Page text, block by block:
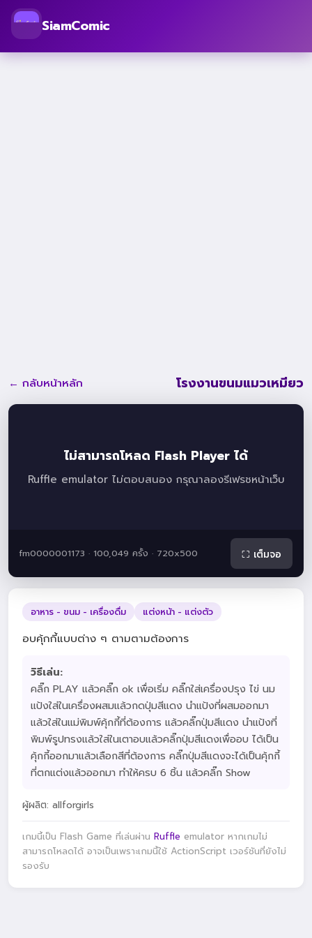
SiamComic
← กลับหน้าหลัก โรงงานขนมแมวเหมียว
ไม่สามารถโหลด Flash Player ได้
Ruffle emulator ไม่ตอบสนอง กรุณาลองรีเฟรชหน้าเว็บ
fm0000001173 · 100,049 ครั้ง · 720x500 ⛶ เต็มจอ
อาหาร - ขนม - เครื่องดื่ม แต่งหน้า - แต่งตัว
อบคุ้กกี้แบบต่าง ๆ ตามตามต้องการ
วิธีเล่น:
คลิ๊ก PLAY แล้วคลิ๊ก ok เพื่อเริ่ม คลิ๊กใส่เครื่องปรุง ไข่ นม
แป้งใส่ในเครื่องผสมแล้วกดปุ่มสีแดง นำแป้งที่ผสมออกมา
แล้วใส่ในแม่พิมพ์คุ้กกี้ที่ต้องการ แล้วคลิ๊กปุ่มสีแดง นำแป้งที่
พิมพ์รูปทรงแล้วใส่ในเตาอบแล้วคลิ๊กปุ่มสีแดงเพื่ออบ ได้เป็น
คุ้กกี้ออกมาแล้วเลือกสีที่ต้องการ คลิ๊กปุ่มสีแดงจะได้เป็นคุ้กกี้
ที่ตกแต่งแล้วออกมา ทำให้ครบ 6 ชิ้น แล้วคลิ๊ก Show
ผู้ผลิต: allforgirls
เกมนี้เป็น Flash Game ที่เล่นผ่าน Ruffle emulator หากเกมไม่
สามารถโหลดได้ อาจเป็นเพราะเกมนี้ใช้ ActionScript เวอร์ชันที่ยังไม่
รองรับ